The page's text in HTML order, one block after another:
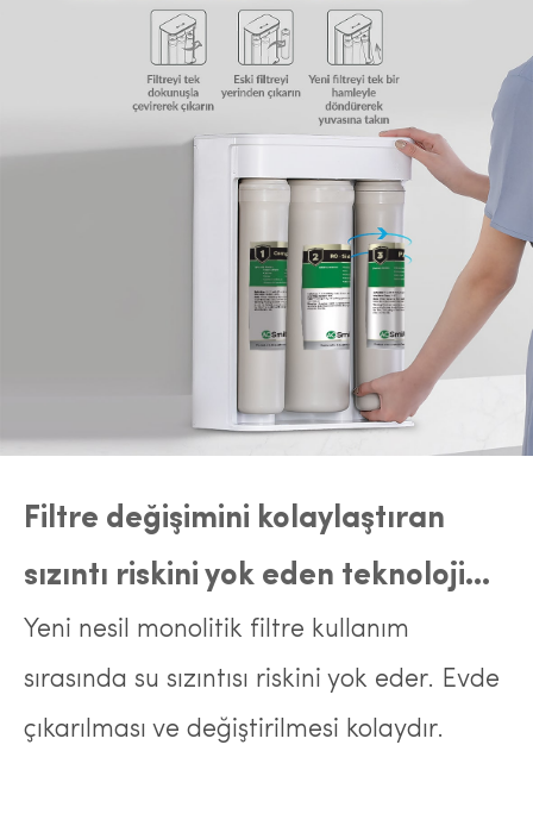
Filtre değişimini kolaylaştıran
sızıntı riskini yok eden teknoloji...
Yeni nesil monolitik filtre kullanım
sırasında su sızıntısı riskini yok eder. Evde
çıkarılması ve değiştirilmesi kolaydır.